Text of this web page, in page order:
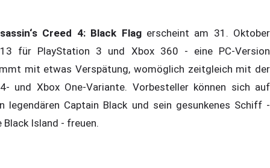
Creed 4: Black Flagerscheint am 31. Oktober
für PlayStation 3 und Xbox 360 - eine PC-Version
mit etwas Verspätung, womöglich zeitgleich mit der
und Xbox One-Variante. Vorbesteller können sich auf
legendären Captain Black und sein gesunkenes Schiff -
Black Island - freuen.